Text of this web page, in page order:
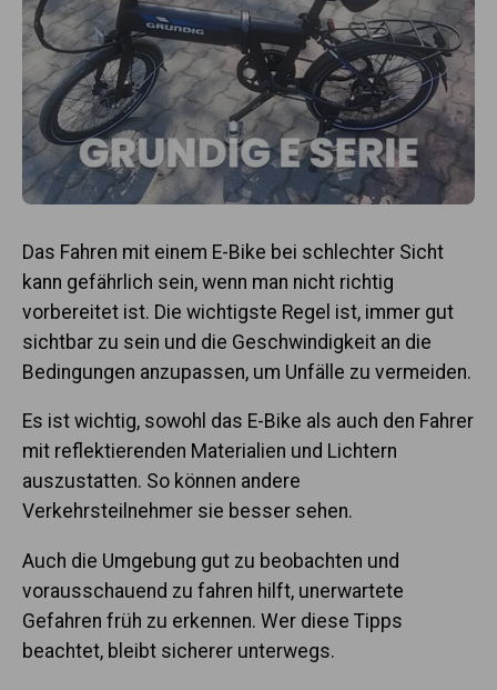
Das Fahren mit einem E-Bike bei schlechter Sicht
kann gefährlich sein, wenn man nicht richtig
vorbereitet ist. Die wichtigste Regel ist, immer gut
sichtbar zu sein und die Geschwindigkeit an die
Bedingungen anzupassen, um Unfälle zu vermeiden.
Es ist wichtig, sowohl das E-Bike als auch den Fahrer
mit reflektierenden Materialien und Lichtern
auszustatten. So können andere
Verkehrsteilnehmer sie besser sehen.
Auch die Umgebung gut zu beobachten und
vorausschauend zu fahren hilft, unerwartete
Gefahren früh zu erkennen. Wer diese Tipps
beachtet, bleibt sicherer unterwegs.